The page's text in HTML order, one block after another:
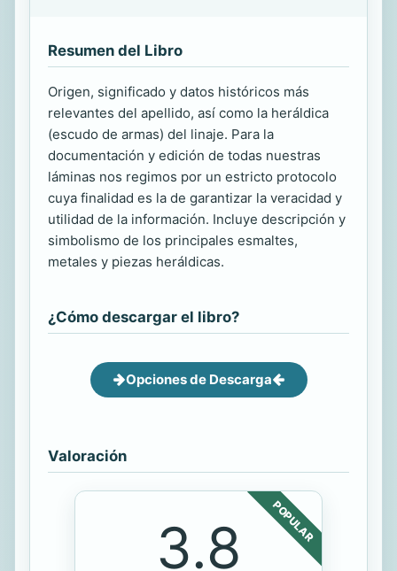
Resumen del Libro
Origen, significado y datos históricos más
relevantes del apellido, así como la heráldica
(escudo de armas) del linaje. Para la
documentación y edición de todas nuestras
láminas nos regimos por un estricto protocolo
cuya finalidad es la de garantizar la veracidad y
utilidad de la información. Incluye descripción y
simbolismo de los principales esmaltes,
metales y piezas heráldicas.
¿Cómo descargar el libro?
Opciones de Descarga
Valoración
POPULAR
3.8